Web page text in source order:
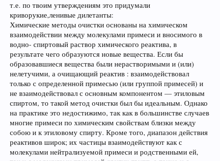
т.е. по твоим утверждениям это придумали
криворукие,ленивые дилетанты:
Химические методы очистки основаны на химическом
взаимодействии между молекулами примеси и вносимого в
водно- спиртовый раствор химического реактива, в
результате чего образуются новые вещества. Если бы
образовавшиеся вещества были нерастворимыми и (или)
нелетучими, а очищающий реактив : взаимодействовал
только с определенной примесью (или группой примесей) и
не взаимодействовал с основным компонентом — этиловым
спиртом, то такой метод очистки был бы идеальным. Однако
на практике это недостижимо, так как в большинстве случаев
многие примеси по химическим свойствам близки между
собою и к этиловому спирту. Кроме того, диапазон действия
реактивов широк; их частицы взаимодействуют как с
молекулами нейтрализуемой примеси и родственными ей,